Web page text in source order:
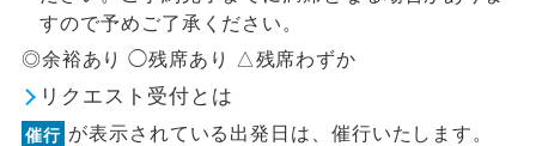
すので予めご了承ください。
◎余裕あり ◯残席あり △残席わずか
リクエスト受付とは
催行 が表示されている出発日は、催行いたします。